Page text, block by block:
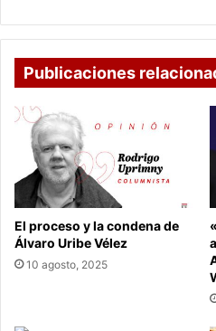
Publicaciones
El proceso y la condena de
Álvaro Uribe Vélez
10 agosto, 2025